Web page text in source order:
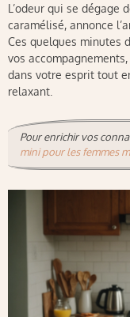
L’odeur qui se dégage
caramélisé, annonce
Ces quelques minutes
vos
dans votre esprit tout
relaxant.
Pour enrichir vos
mini pour les femmes